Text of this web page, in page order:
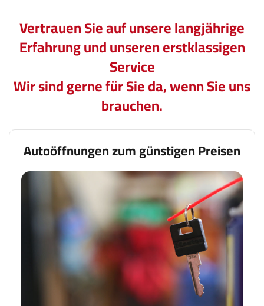
Vertrauen Sie auf unsere langjährige
Erfahrung und unseren erstklassigen
Service
Wir sind gerne für Sie da, wenn Sie uns
brauchen.
Autoöffnungen zum günstigen Preisen